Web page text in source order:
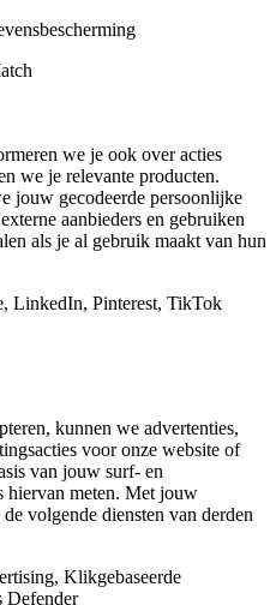
we je ook over acties
we je relevante producten.
jouw gecodeerde persoonlijke
aanbieders en gebruiken
als je al gebruik maakt van hun
LinkedIn, Pinterest, TikTok
kunnen we advertenties,
voor onze website of
van jouw surf- en
hiervan meten. Met jouw
volgende diensten van derden
Klikgebaseerde
Defender